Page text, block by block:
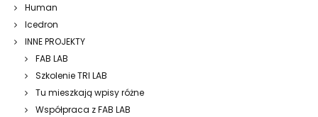
Human
Icedron
INNE PROJEKTY
FAB LAB
Szkolenie TRI LAB
Tu mieszkają wpisy różne
Współpraca z FAB LAB